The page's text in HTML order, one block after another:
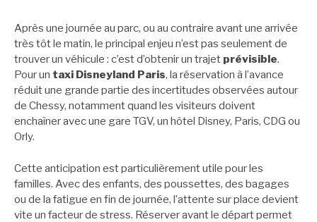
Après une journée au parc, ou au contraire avant une arrivée
très tôt le matin, le principal enjeu n’est pas seulement de
trouver un véhicule : c’est d’obtenir un trajet prévisible.
Pour un taxi Disneyland Paris, la réservation à l’avance
réduit une grande partie des incertitudes observées autour
de Chessy, notamment quand les visiteurs doivent
enchaîner avec une gare TGV, un hôtel Disney, Paris, CDG ou
Orly.
Cette anticipation est particulièrement utile pour les
familles. Avec des enfants, des poussettes, des bagages
ou de la fatigue en fin de journée, l’attente sur place devient
vite un facteur de stress. Réserver avant le départ permet